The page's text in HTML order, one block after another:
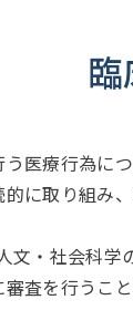
医療行為に
に取り組み
・社会科学
査を行うこと